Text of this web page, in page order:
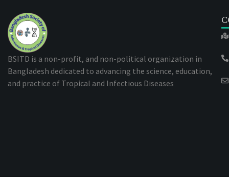
BSITD is a non-profit, and non-political organization in
Bangladesh dedicated to advancing the science, education,
and practice of Tropical and Infectious Diseases